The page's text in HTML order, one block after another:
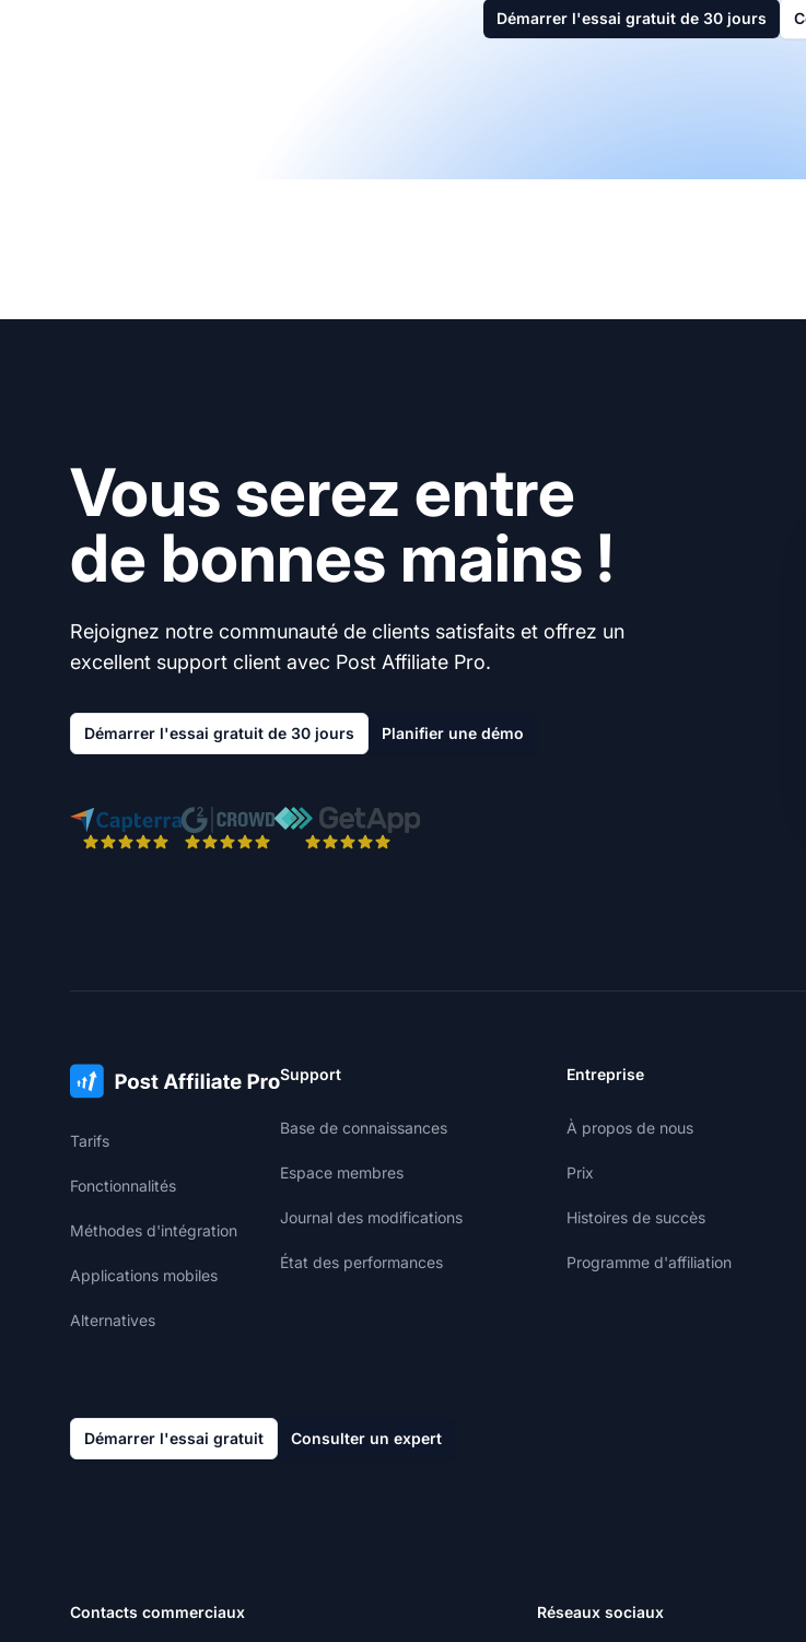
Démarrer l'essai gratuit de 30 jours
Vous serez entre
de bonnes mains !
Rejoignez notre communauté de clients satisfaits et offrez un
excellent support client avec Post Affiliate Pro.
Démarrer l'essai gratuit de 30 jours Planifier une démo
Tarifs
Fonctionnalités
Méthodes d'intégration
Applications mobiles
Alternatives
Support
Base de connaissances
Espace membres
Journal des modifications
État des performances
Entreprise
À propos de nous
Prix
Histoires de succès
Programme d'affiliation
Démarrer l'essai gratuit Consulter un expert
Contacts commerciaux Réseaux sociaux